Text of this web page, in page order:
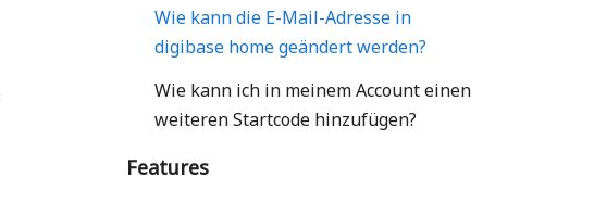
Wie kann die E-Mail-Adresse in
digibase home geändert werden?
Wie kann ich in meinem Account einen
weiteren Startcode hinzufügen?
Features